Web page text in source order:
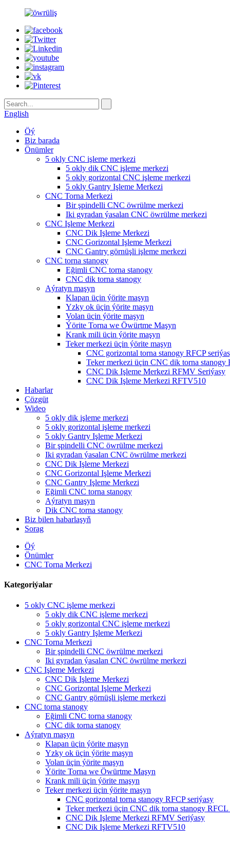
English
Öý
Biz barada
Önümler
5 okly CNC işleme merkezi
5 okly dik CNC işleme merkezi
5 okly gorizontal CNC işleme merkezi
5 okly Gantry Işleme Merkezi
CNC Torna Merkezi
Bir şpindelli CNC öwrülme merkezi
Iki gyradan ýasalan CNC öwrülme merkezi
CNC Işleme Merkezi
CNC Dik Işleme Merkezi
CNC Gorizontal Işleme Merkezi
CNC Gantry görnüşli işleme merkezi
CNC torna stanogy
Eğimli CNC torna stanogy
CNC dik torna stanogy
Aýratyn maşyn
Klapan üçin ýörite maşyn
Yzky ok üçin ýörite maşyn
Volan üçin ýörite maşyn
Ýörite Torna we Öwürtme Maşyn
Krank mili üçin ýörite maşyn
Teker merkezi üçin ýörite maşyn
CNC gorizontal torna stanogy RFCP
Teker merkezi üçin CNC dik torna stanogy
CNC Dik Işleme Merkezi RFMV Seriýasy
CNC Dik Işleme Merkezi RFTV510
Habarlar
Çözgüt
Wideo
5 okly dik işleme merkezi
5 okly gorizontal işleme merkezi
5 okly Gantry Işleme Merkezi
Bir şpindelli CNC öwrülme merkezi
Iki gyradan ýasalan CNC öwrülme merkezi
CNC Dik Işleme Merkezi
CNC Gorizontal Işleme Merkezi
CNC Gantry Işleme Merkezi
Eğimli CNC torna stanogy
Aýratyn maşyn
Dik CNC torna stanogy
Biz bilen habarlaşyň
Sorag
Öý
Önümler
CNC Torna Merkezi
Kategoriýalar
5 okly CNC işleme merkezi
5 okly dik CNC işleme merkezi
5 okly gorizontal CNC işleme merkezi
5 okly Gantry Işleme Merkezi
CNC Torna Merkezi
Bir şpindelli CNC öwrülme merkezi
Iki gyradan ýasalan CNC öwrülme merkezi
CNC Işleme Merkezi
CNC Dik Işleme Merkezi
CNC Gorizontal Işleme Merkezi
CNC Gantry görnüşli işleme merkezi
CNC torna stanogy
Eğimli CNC torna stanogy
CNC dik torna stanogy
Aýratyn maşyn
Klapan üçin ýörite maşyn
Yzky ok üçin ýörite maşyn
Volan üçin ýörite maşyn
Ýörite Torna we Öwürtme Maşyn
Krank mili üçin ýörite maşyn
Teker merkezi üçin ýörite maşyn
CNC gorizontal torna stanogy RFCP seriýasy
Teker merkezi üçin CNC dik torna stanogy RFCL
CNC Dik Işleme Merkezi RFMV Seriýasy
CNC Dik Işleme Merkezi RFTV510